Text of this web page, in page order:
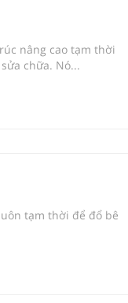
nâng cao tạm thời
chữa. Nó...
tạm thời để đổ bê